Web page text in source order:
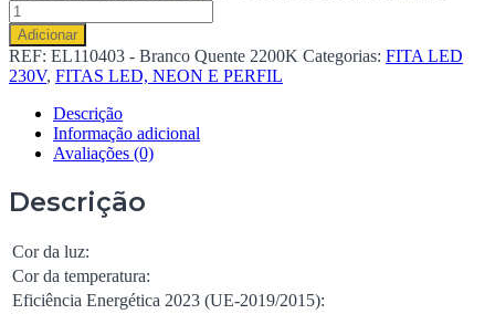
Adicionar
REF: EL110403 - Branco Quente 2200K Categorias: FITA LED
230V, FITAS LED, NEON E PERFIL
Descrição
Informação adicional
Avaliações (0)
Descrição
Cor da luz:
Cor da temperatura:
Eficiência Energética 2023 (UE-2019/2015):